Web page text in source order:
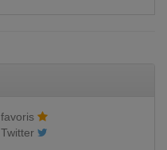
favoris
Twitter